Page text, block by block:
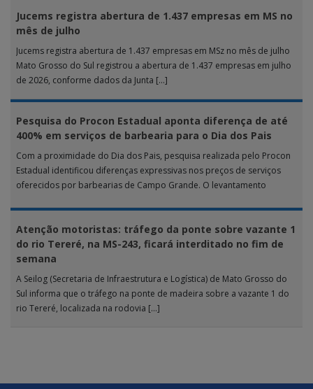
Jucems registra abertura de 1.437 empresas em MS no
mês de julho
Jucems registra abertura de 1.437 empresas em MSz no mês de julho
Mato Grosso do Sul registrou a abertura de 1.437 empresas em julho
de 2026, conforme dados da Junta […]
Pesquisa do Procon Estadual aponta diferença de até
400% em serviços de barbearia para o Dia dos Pais
Com a proximidade do Dia dos Pais, pesquisa realizada pelo Procon
Estadual identificou diferenças expressivas nos preços de serviços
oferecidos por barbearias de Campo Grande. O levantamento
Atenção motoristas: tráfego da ponte sobre vazante 1
do rio Tereré, na MS-243, ficará interditado no fim de
semana
A Seilog (Secretaria de Infraestrutura e Logística) de Mato Grosso do
Sul informa que o tráfego na ponte de madeira sobre a vazante 1 do
rio Tereré, localizada na rodovia […]